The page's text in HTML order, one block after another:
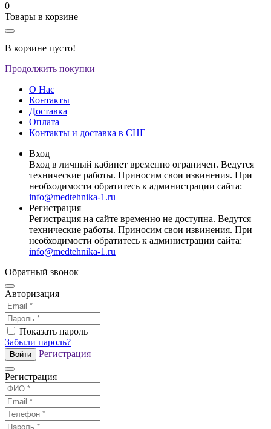
0
Товары в корзине
В корзине пусто!
Продолжить покупки
О Нас
Контакты
Доставка
Оплата
Контакты и доставка в СНГ
Вход
Вход в личный кабинет временно ограничен. Ведутся
технические работы. Приносим свои извинения. При
необходимости обратитесь к администрации сайта:
info@medtehnika-1.ru
Регистрация
Регистрация на сайте временно не доступна. Ведутся
технические работы. Приносим свои извинения. При
необходимости обратитесь к администрации сайта:
info@medtehnika-1.ru
Обратный звонок
Авторизация
Показать пароль
Забыли пароль?
Войти Регистрация
Регистрация